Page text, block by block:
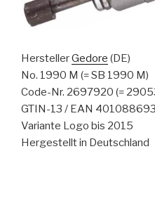
HerstellerGedore (DE)
No. 1990 M (= SB 1990 M)
Code-Nr. 2697920 (=
GTIN-13 / EAN
Variante Logo bis 2015
Hergestellt in Deutschland